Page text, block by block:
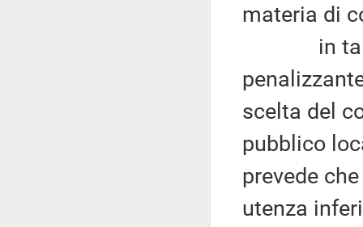
materia di
in tale
scelta del
pubblico
prevede
utenza